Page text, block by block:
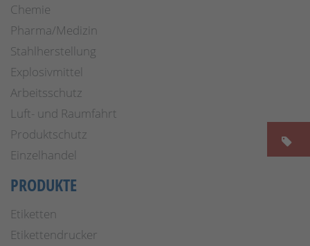
Chemie
Pharma/Medizin
Stahlherstellung
Explosivmittel
Arbeitsschutz
Luft- und Raumfahrt
Produktschutz
Einzelhandel
PRODUKTE
Etiketten
Etikettendrucker